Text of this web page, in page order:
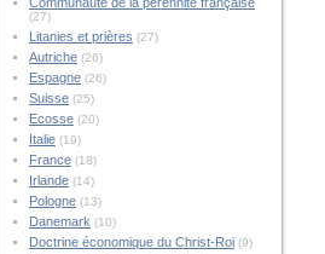
(27)
Litanies et prières (27)
Autriche(26)
Espagne(26)
Suisse(25)
Ecosse(20)
Italie(19)
France(18)
Irlande(14)
Pologne(13)
Danemark (10)
Doctrine économique du Christ-Roi(9)